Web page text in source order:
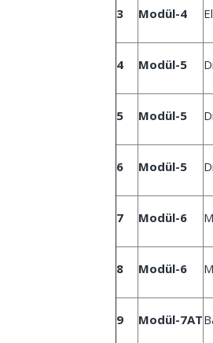
3 Modül-4
4 Modül-5
5 Modül-5
6 Modül-5
7 Modül-6
8 Modül-6
9 Modül-7AT